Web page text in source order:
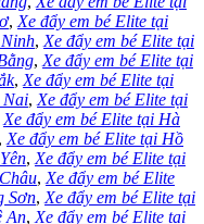
, Xe đẩy em bé Elite tại
, Xe đẩy em bé Elite tại
, Xe đẩy em bé Elite tại
, Xe đẩy em bé Elite tại
Nai, Xe đẩy em bé Elite tại
Xe đẩy em bé Elite tại Hà
, Xe đẩy em bé Elite tại Hồ
, Xe đẩy em bé Elite tại
, Xe đẩy em bé Elite
Sơn, Xe đẩy em bé Elite tại
An, Xe đẩy em bé Elite tại